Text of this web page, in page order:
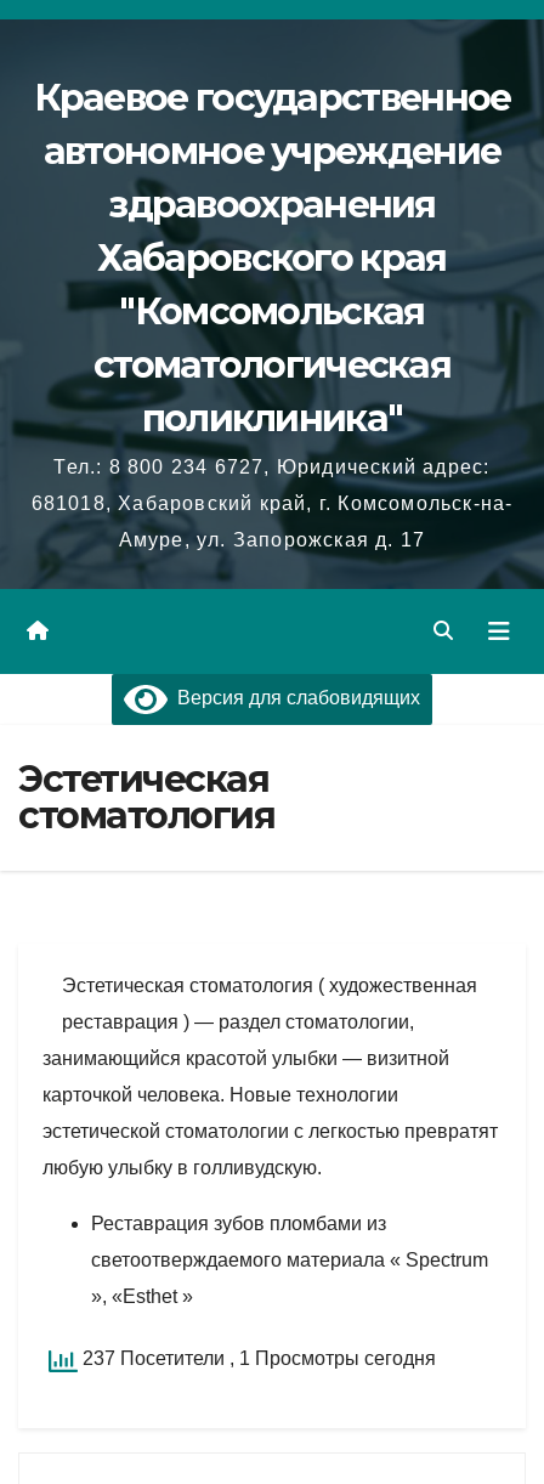
Перейти
содержимому
Краевое государственное
автономное учреждение
здравоохранения
Хабаровского края
"Комсомольская
стоматологическая
поликлиника"
Тел.: 8 800 234 6727, Юридический адрес:
681018, Хабаровский край, г. Комсомольск-на-
Амуре, ул. Запорожская д. 17
Версия для слабовидящих
Эстетическая
стоматология
Эстетическая стоматология ( художественная
реставрация ) — раздел стоматологии,
занимающийся красотой улыбки — визитной
карточкой человека. Новые технологии
эстетической стоматологии с легкостью превратят
любую улыбку в голливудскую.
Реставрация зубов пломбами из
светоотверждаемого материала « Spectrum
», «Esthet »
237 Посетители , 1 Просмотры сегодня